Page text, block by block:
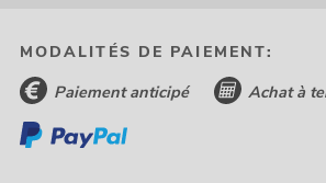
MODALITÉS DE PAIEMENT:
Paiement anticipé Achat à